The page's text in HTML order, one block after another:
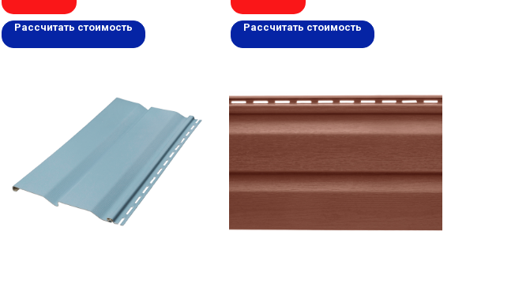
Рассчитать стоимость Рассчитать стоимость